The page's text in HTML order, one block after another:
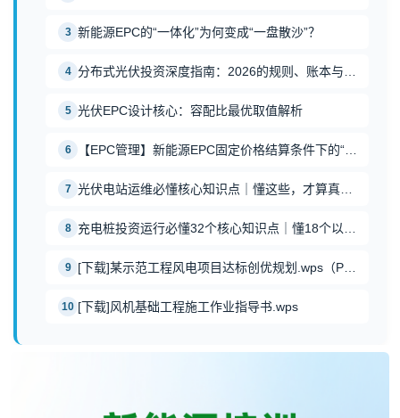
3 新能源EPC的“一体化”为何变成“一盘散沙”？
4
5 光伏EPC设计核心：容配比最优取值解析
6
7
8
9
10 [下载]风机基础工程施工作业指导书.wps